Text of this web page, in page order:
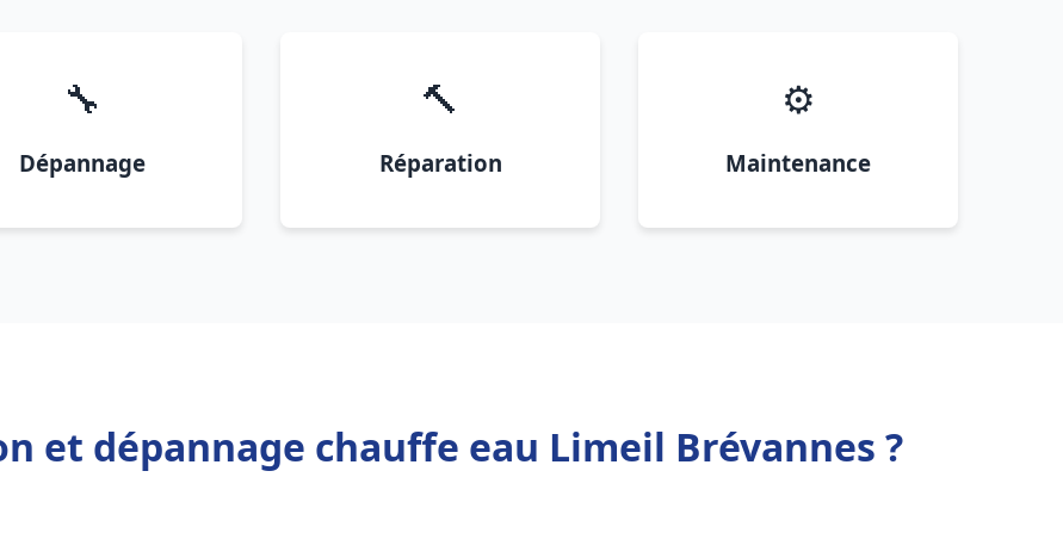
🔧
Dépannage
🔨
Réparation
⚙️
Maintenance
et dépannage chauffe eau Limeil Brévannes ?